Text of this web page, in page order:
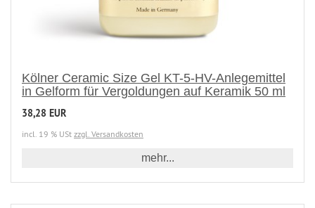
Kölner Ceramic Size Gel KT-5-HV-Anlegemittel
in Gelform für Vergoldungen auf Keramik 50 ml
38,28 EUR
incl. 19 % USt zzgl. Versandkosten
mehr...